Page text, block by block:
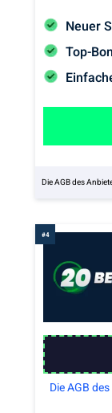
Neuer
Top-
Die AGB des
Die AGB